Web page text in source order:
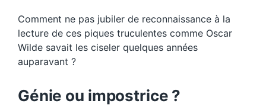
Comment ne pas jubiler de reconnaissance à la
lecture de ces piques truculentes comme Oscar
Wilde savait les ciseler quelques années
auparavant ?
Génie ou impostrice ?